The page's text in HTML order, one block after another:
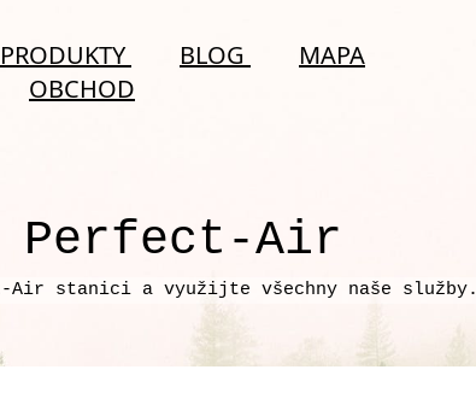
BLOG
MAPA
OBCHOD
Perfect-Air
stanici a využijte všechny naše služby.